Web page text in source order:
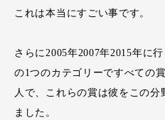
これは本当にすごい事です。
さらに2005年2007年2015年に
の1つのカテゴリーですべての
人で、これらの賞は彼をこの
ました。